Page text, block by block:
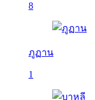
8
ภูฏาน
1